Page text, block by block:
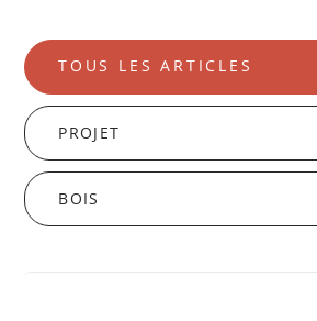
TOUS LES ARTICLES